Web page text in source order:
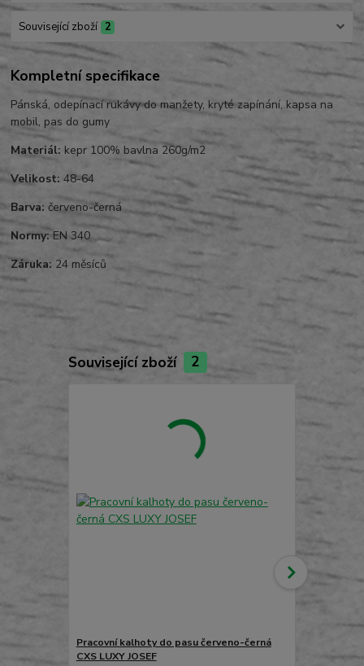
Související zboží 2
Kompletní specifikace
Pánská, odepínací rukávy do manžety, kryté zapínání, kapsa na
mobil, pas do gumy
Materiál: kepr 100% bavlna 260g/m2
Velikost: 48-64
Barva: červeno-černá
Normy: EN 340
Záruka: 24 měsíců
Související zboží 2
Pracovní kalhoty do pasu červeno-černá
CXS LUXY JOSEF
CXS LUXY